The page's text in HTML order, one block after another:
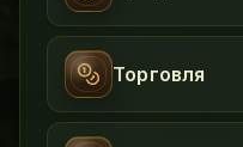
Торговля